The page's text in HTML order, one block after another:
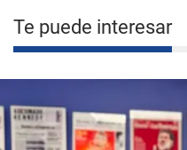
Te puede interesar